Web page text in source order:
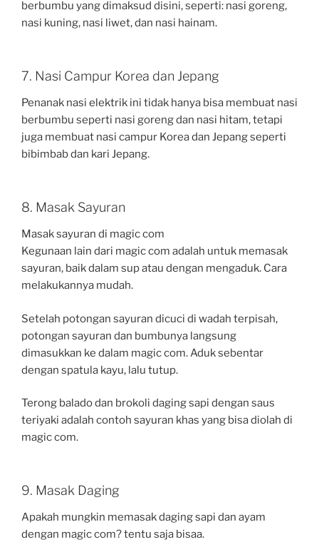
berbumbu yang dimaksud disini, seperti: nasi goreng,
nasi kuning, nasi liwet, dan nasi hainam.
7. Nasi Campur Korea dan Jepang
Penanak nasi elektrik ini tidak hanya bisa membuat nasi
berbumbu seperti nasi goreng dan nasi hitam, tetapi
juga membuat nasi campur Korea dan Jepang seperti
bibimbab dan kari Jepang.
8. Masak Sayuran
Masak sayuran di magic com
Kegunaan lain dari magic com adalah untuk memasak
sayuran, baik dalam sup atau dengan mengaduk. Cara
melakukannya mudah.
Setelah potongan sayuran dicuci di wadah terpisah,
potongan sayuran dan bumbunya langsung
dimasukkan ke dalam magic com. Aduk sebentar
dengan spatula kayu, lalu tutup.
Terong balado dan brokoli daging sapi dengan saus
teriyaki adalah contoh sayuran khas yang bisa diolah di
magic com.
9. Masak Daging
Apakah mungkin memasak daging sapi dan ayam
dengan magic com? tentu saja bisaa.